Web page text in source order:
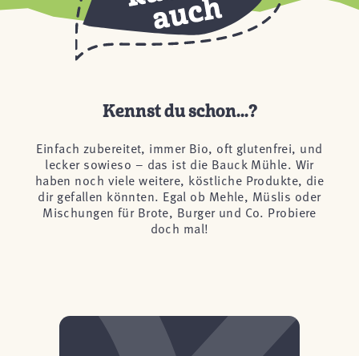
Kennst du schon...?
Einfach zubereitet, immer Bio, oft glutenfrei, und
lecker sowieso – das ist die Bauck Mühle. Wir
haben noch viele weitere, köstliche Produkte, die
dir gefallen könnten. Egal ob Mehle, Müslis oder
Mischungen für Brote, Burger und Co. Probiere
doch mal!